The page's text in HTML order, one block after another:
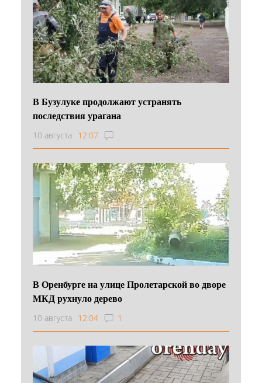
В Бузулуке продолжают устранять
последствия урагана
10 августа 12:07
В Оренбурге на улице Пролетарской во дворе
МКД рухнуло дерево
10 августа 12:04 1